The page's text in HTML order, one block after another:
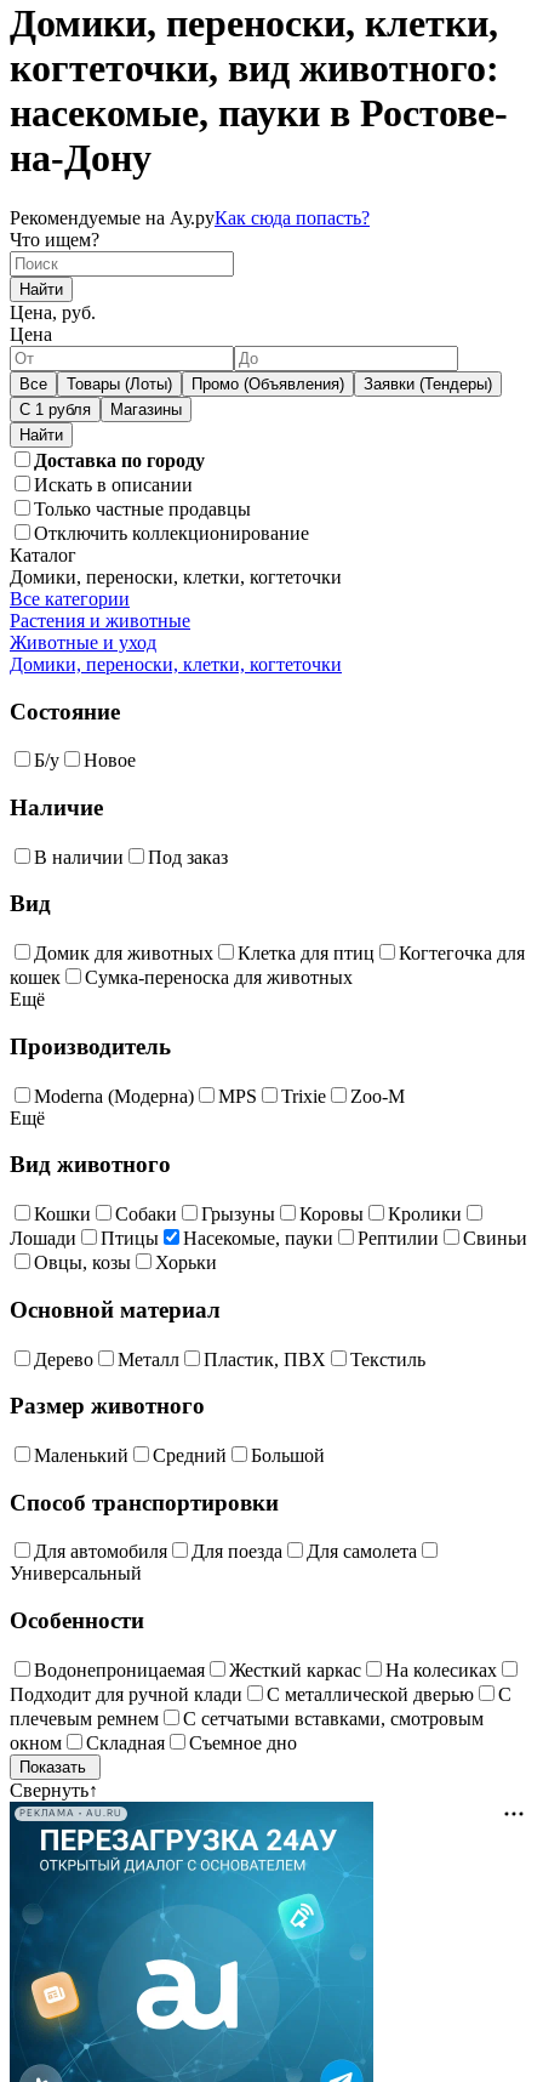
Домики, переноски, клетки,
когтеточки, вид животного:
насекомые, пауки в Ростове-
на-Дону
Рекомендуемые на Ау.руКак сюда попасть?
Что ищем?
Найти
Цена, руб.
Цена
Все Товары (Лоты) Промо (Объявления)
Заявки (Тендеры)
С 1 рубля
Магазины
Доставка по городу
Искать в описании
Только частные продавцы
Отключить коллекционирование
Каталог
Домики, переноски, клетки, когтеточки
Все категории
Растения и животные
Животные и уход
Домики, переноски, клетки, когтеточки
Состояние
Б/у Новое
Наличие
В наличии Под заказ
Вид
Домик для животных Клетка для птиц
Когтегочка для
кошек
Сумка-переноска для животных
Ещё
Производитель
Moderna (Модерна) MPS Trixie
Zoo-M
Ещё
Вид животного
Кошки Собаки Грызуны Коровы
Кролики
Лошади
Птицы Насекомые, пауки Рептилии
Свиньи
Овцы, козы
Хорьки
Основной материал
Дерево Металл Пластик, ПВХ Текстиль
Размер животного
Маленький Средний Большой
Способ транспортировки
Для автомобиля Для поезда
Для самолета
Универсальный
Особенности
Водонепроницаемая Жесткий каркас
На колесиках
Подходит для ручной клади
С металлической дверью
С
плечевым ремнем
С сетчатыми вставками, смотровым
окном
Складная Съемное дно
Свернуть↑
РЕКЛАМА • AU.RU